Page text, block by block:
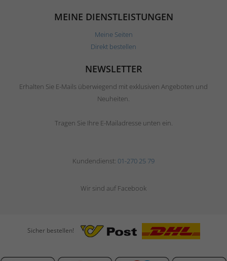
MEINE DIENSTLEISTUNGEN
Meine Seiten
Direkt bestellen
NEWSLETTER
Erhalten Sie E-Mails überwiegend mit exklusiven Angeboten und
Neuheiten.
Tragen Sie Ihre E-Mailadresse unten ein.
Kundendienst: 01-270 25 79
Wir sind auf Facebook
Sicher bestellen!